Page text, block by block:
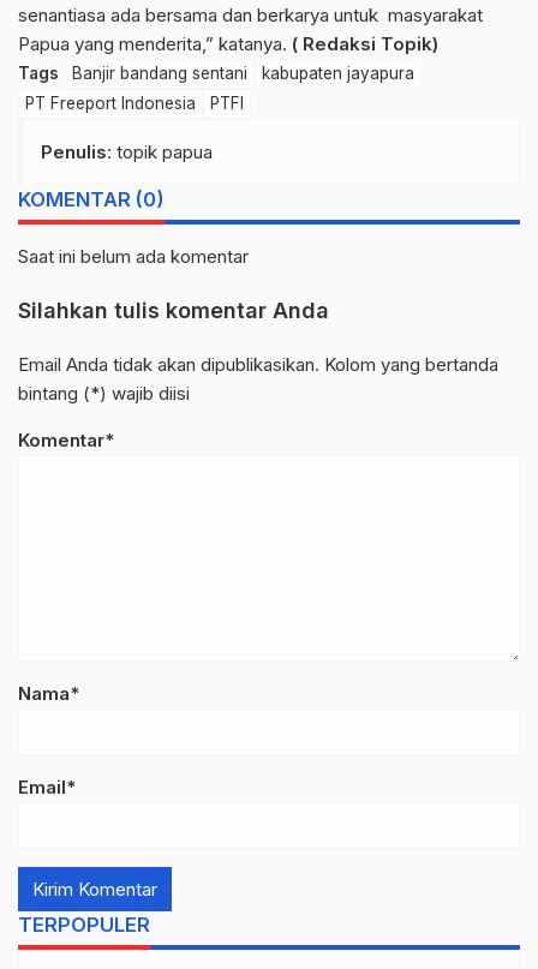
senantiasa ada bersama dan berkarya untuk masyarakat
Papua yang menderita,” katanya. ( Redaksi Topik)
Tags Banjir bandang sentani
kabupaten jayapura
PT Freeport Indonesia
PTFI
Penulis: topik papua
KOMENTAR (0)
Saat ini belum ada komentar
Silahkan tulis komentar Anda
Email Anda tidak akan dipublikasikan. Kolom yang bertanda
bintang (*) wajib diisi
Komentar*
Nama*
Email*
TERPOPULER